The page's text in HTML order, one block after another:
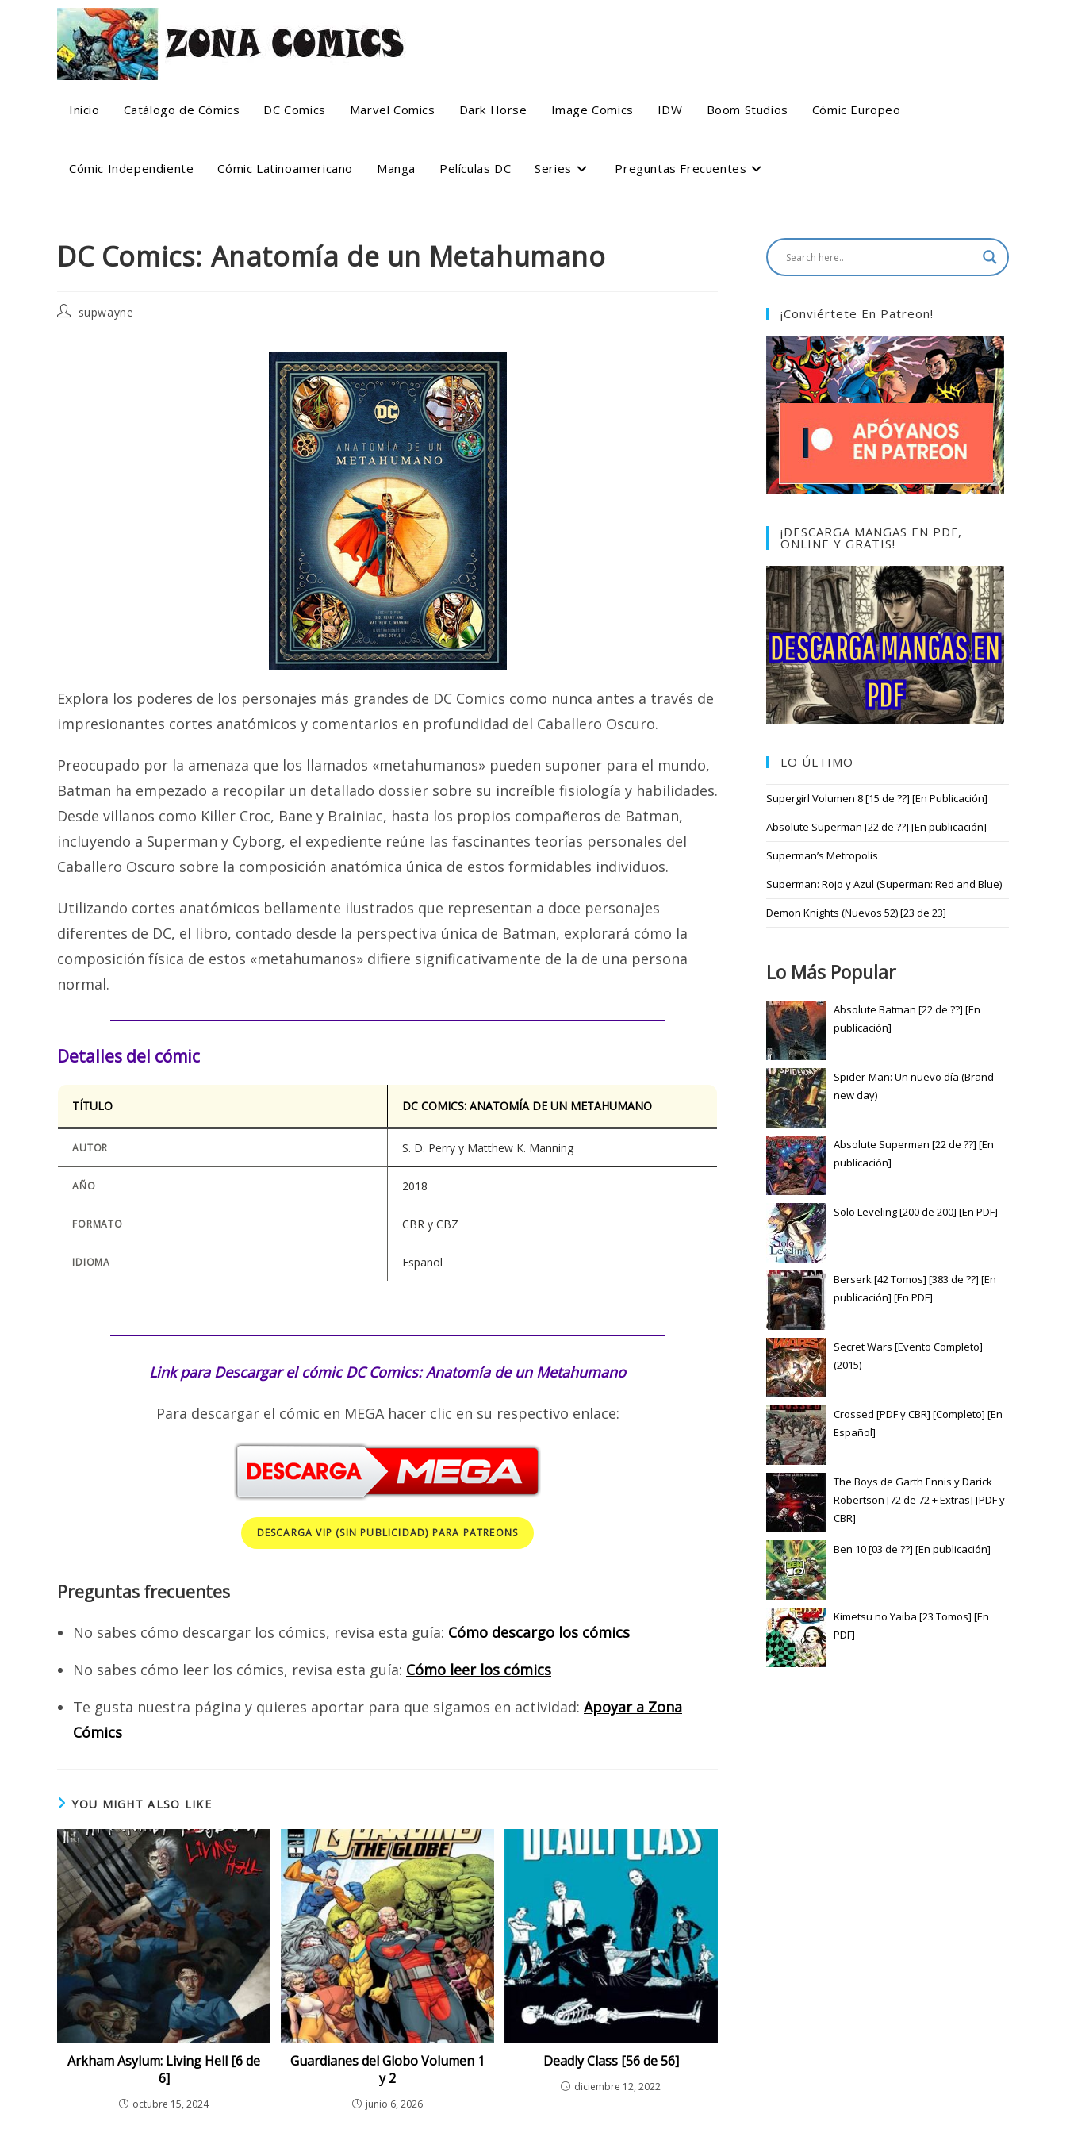
Inicio Catálogo de Cómics DC Comics Marvel Comics Dark Horse Image Comics IDW Boom Studios Cómic Europeo
Cómic Independiente Cómic Latinoamericano Manga Películas DC Series Preguntas Frecuentes
DC Comics: Anatomía de un Metahumano
Postsupwayne
Explora los poderes de los personajes más grandes de DC Comics como nunca antes a través de
impresionantes cortes anatómicos y comentarios en profundidad del Caballero Oscuro.
Preocupado por la amenaza que los llamados «metahumanos» pueden suponer para el mundo,
Batman ha empezado a recopilar un detallado dossier sobre su increíble fisiología y habilidades.
Desde villanos como Killer Croc, Bane y Brainiac, hasta los propios compañeros de Batman,
incluyendo a Superman y Cyborg, el expediente reúne las fascinantes teorías personales del
Caballero Oscuro sobre la composición anatómica única de estos formidables individuos.
Utilizando cortes anatómicos bellamente ilustrados que representan a doce personajes
diferentes de DC, el libro, contado desde la perspectiva única de Batman, explorará cómo la
composición física de estos «metahumanos» difiere significativamente de la de una persona
normal.
Detalles del cómic
TÍTULO DC COMICS: ANATOMÍA DE UN METAHUMANO
AUTOR S. D. Perry y Matthew K. Manning
AÑO 2018
FORMATO CBR y CBZ
IDIOMA Español
Link para Descargar el cómic DC Comics: Anatomía de un Metahumano
Para descargar el cómic en MEGA hacer clic en su respectivo enlace:
DESCARGA VIP (SIN PUBLICIDAD) PARA PATREONS
Preguntas frecuentes
No sabes cómo descargar los cómics, revisa esta guía: Cómo descargo los cómics
No sabes cómo leer los cómics, revisa esta guía: Cómo leer los cómics
Te gusta nuestra página y quieres aportar para que sigamos en actividad: Apoyar a Zona
Cómics
YOU MIGHT ALSO LIKE
Arkham Asylum: Living Hell [6 de
6]
octubre 15, 2024
Guardianes del Globo Volumen 1
y 2
junio 6, 2026
Deadly Class [56 de 56]
diciembre 12, 2022
¡Conviértete En Patreon!
¡DESCARGA MANGAS EN PDF,
ONLINE Y GRATIS!
LO ÚLTIMO
Supergirl Volumen 8 [15 de ??] [En Publicación]
Absolute Superman [22 de ??] [En publicación]
Superman’s Metropolis
Superman: Rojo y Azul (Superman: Red and Blue)
Demon Knights (Nuevos 52) [23 de 23]
Lo Más Popular
Absolute Batman [22 de ??] [En
publicación]
Spider-Man: Un nuevo día (Brand
new day)
Absolute Superman [22 de ??] [En
publicación]
Solo Leveling [200 de 200] [En PDF]
Berserk [42 Tomos] [383 de ??] [En
publicación] [En PDF]
Secret Wars [Evento Completo]
(2015)
Crossed [PDF y CBR] [Completo] [En
Español]
The Boys de Garth Ennis y Darick
Robertson [72 de 72 + Extras] [PDF y
CBR]
Ben 10 [03 de ??] [En publicación]
Kimetsu no Yaiba [23 Tomos] [En
PDF]